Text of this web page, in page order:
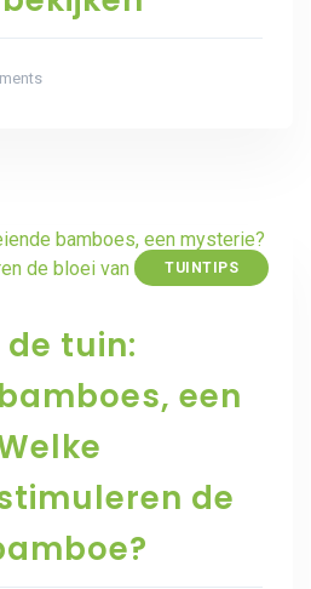
TUINTIPS
tuin:
een
de